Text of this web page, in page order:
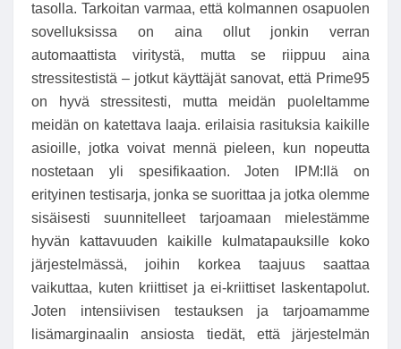
tasolla. Tarkoitan varmaa, että kolmannen osapuolen
sovelluksissa on aina ollut jonkin verran
automaattista viritystä, mutta se riippuu aina
stressitestistä – jotkut käyttäjät sanovat, että Prime95
on hyvä stressitesti, mutta meidän puoleltamme
meidän on katettava laaja. erilaisia ​​rasituksia kaikille
asioille, jotka voivat mennä pieleen, kun nopeutta
nostetaan yli spesifikaation. Joten IPM:llä on
erityinen testisarja, jonka se suorittaa ja jotka olemme
sisäisesti suunnitelleet tarjoamaan mielestämme
hyvän kattavuuden kaikille kulmatapauksille koko
järjestelmässä, joihin korkea taajuus saattaa
vaikuttaa, kuten kriittiset ja ei-kriittiset laskentapolut.
Joten intensiivisen testauksen ja tarjoamamme
lisämarginaalin ansiosta tiedät, että järjestelmän